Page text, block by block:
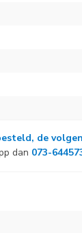
, de
dan 073-